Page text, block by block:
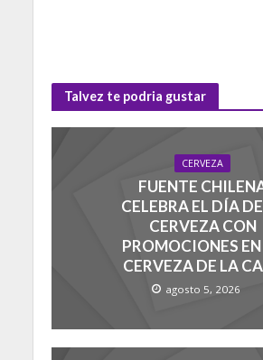
Talvez te podria gustar
CERVEZA
FUENTE
CELEBRA EL DÍA
CERVEZA CON
PROMOCIONES EN
CERVEZA DE LA
agosto 5, 2026